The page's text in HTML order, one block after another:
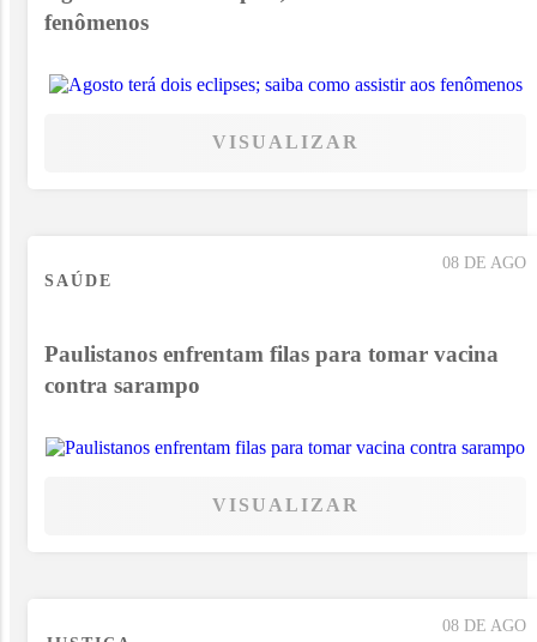
fenômenos
VISUALIZAR
08 DE AGO
SAÚDE
Paulistanos enfrentam filas para tomar vacina
contra sarampo
VISUALIZAR
08 DE AGO